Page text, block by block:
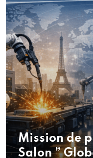
Mission de
Salon ”